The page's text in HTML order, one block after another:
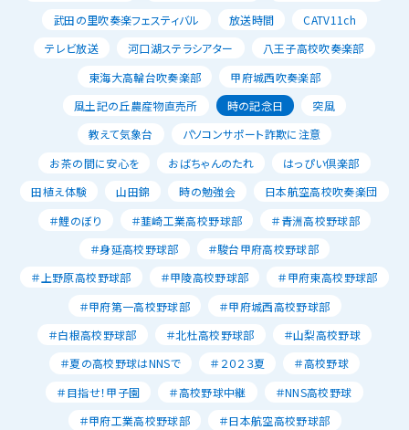
武田の里吹奏楽フェスティバル
放送時間
CATV11ch
テレビ放送
河口湖ステラシアター
八王子高校吹奏楽部
東海大高輪台吹奏楽部
甲府城西吹奏楽部
風土記の丘農産物直売所
時の記念日
突風
教えて気象台
パソコンサポート詐欺に注意
お茶の間に安心を
おばちゃんのたれ
はっぴい倶楽部
田植え体験
山田錦 時の勉強会
日本航空高校吹奏楽団
＃鯉のぼり
＃韮崎工業高校野球部
＃青洲高校野球部
＃身延高校野球部
＃駿台甲府高校野球部
＃上野原高校野球部
＃甲陵高校野球部
＃甲府東高校野球部
＃甲府第一高校野球部
＃甲府城西高校野球部
＃白根高校野球部
＃北杜高校野球部
＃山梨高校野球
＃夏の高校野球はNNSで
＃２０２３夏
＃高校野球
＃目指せ！甲子園
＃高校野球中継
＃NNS高校野球
＃甲府工業高校野球部
＃日本航空高校野球部